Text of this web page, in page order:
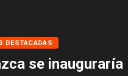
DESTACADAS
se inauguraría